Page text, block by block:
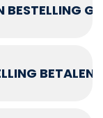
BETALEN?